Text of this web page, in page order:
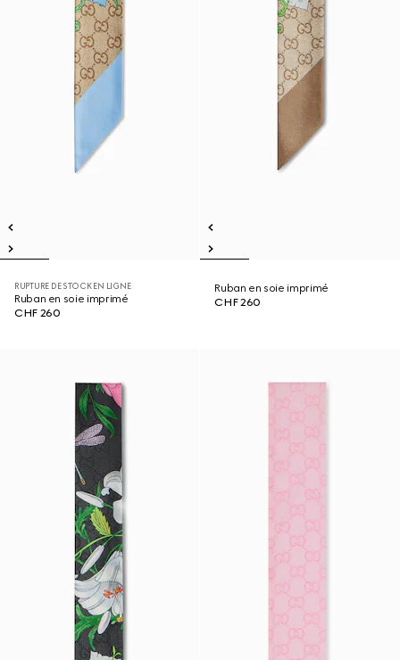
RUPTURE DE STOCK EN LIGNE
Ruban en soie imprimé
CHF 260
Ruban en soie imprimé
CHF 260